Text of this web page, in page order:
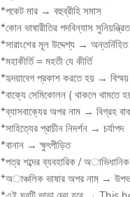
*পকেট মার → বহুব্রীহি সমাস
*কোন ভাষারীতির পদবিন্যাস
*সারাংশের মূল উদ্দেশ্য → অন্তর্নিহিত
*মহাকীর্তি = মহতী যে কীর্তি
*হৃদয়াবেগ প্রকাশ করতে হয় → বিস্ময়
*বাক্যে সেমিকোলন ( থাকলে থামতে
*ব্যাসবাক্যের অপর নাম → বিগ্রহ
*সাহিত্যের প্রাচীন নিদর্শন → চর্যাপদ
*বানান → ক্ষুৎপীড়িত
*পত্র শব্দের ব্যবহারিক /
*অাঞ্চলিক ভাষার অপর নাম →